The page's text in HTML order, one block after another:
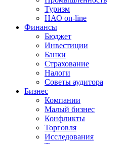
Туризм
НАО on-line
Финансы
Бюджет
Инвестиции
Банки
Страхование
Налоги
Советы аудитора
Бизнес
Компании
Малый бизнес
Конфликты
Торговля
Исследования